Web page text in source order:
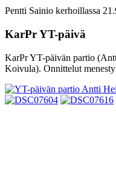
Pentti Sainio kerhoillassa
KarPr YT-päivä
KarPr YT-päivän partio
Koivula). Onnittelut